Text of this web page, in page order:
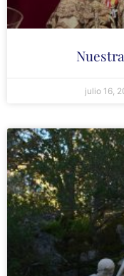
julio 16,